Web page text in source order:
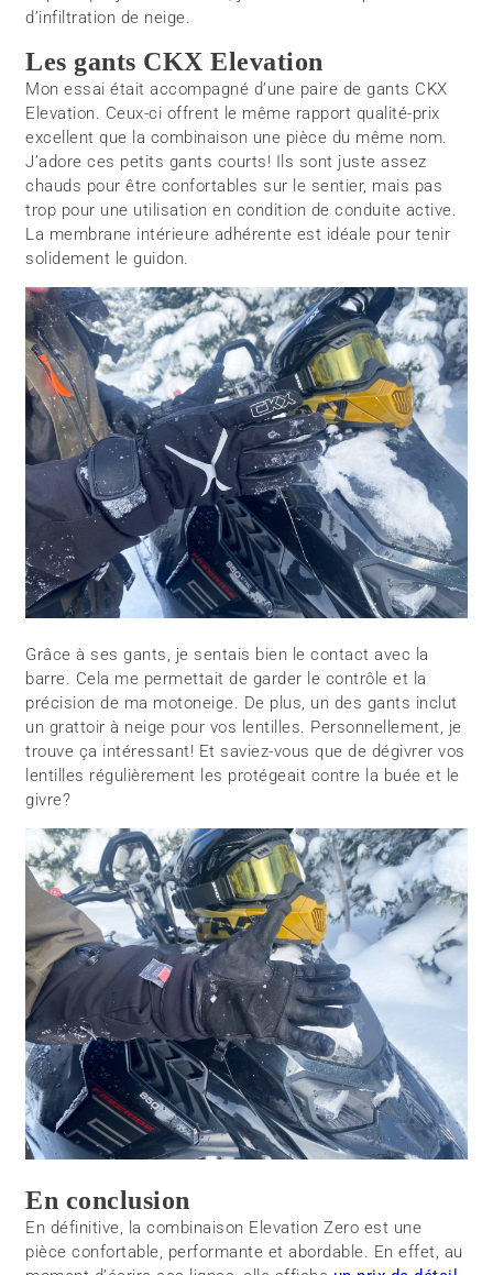
d’infiltration de neige.
Les gants CKX Elevation
Mon essai était accompagné d’une paire de gants CKX
Elevation. Ceux-ci offrent le même rapport qualité-prix
excellent que la combinaison une pièce du même nom.
J’adore ces petits gants courts! Ils sont juste assez
chauds pour être confortables sur le sentier, mais pas
trop pour une utilisation en condition de conduite active.
La membrane intérieure adhérente est idéale pour tenir
solidement le guidon.
Grâce à ses gants, je sentais bien le contact avec la
barre. Cela me permettait de garder le contrôle et la
précision de ma motoneige. De plus, un des gants inclut
un grattoir à neige pour vos lentilles. Personnellement, je
trouve ça intéressant! Et saviez-vous que de dégivrer vos
lentilles régulièrement les protégeait contre la buée et le
givre?
En conclusion
En définitive, la combinaison Elevation Zero est une
pièce confortable, performante et abordable. En effet, au